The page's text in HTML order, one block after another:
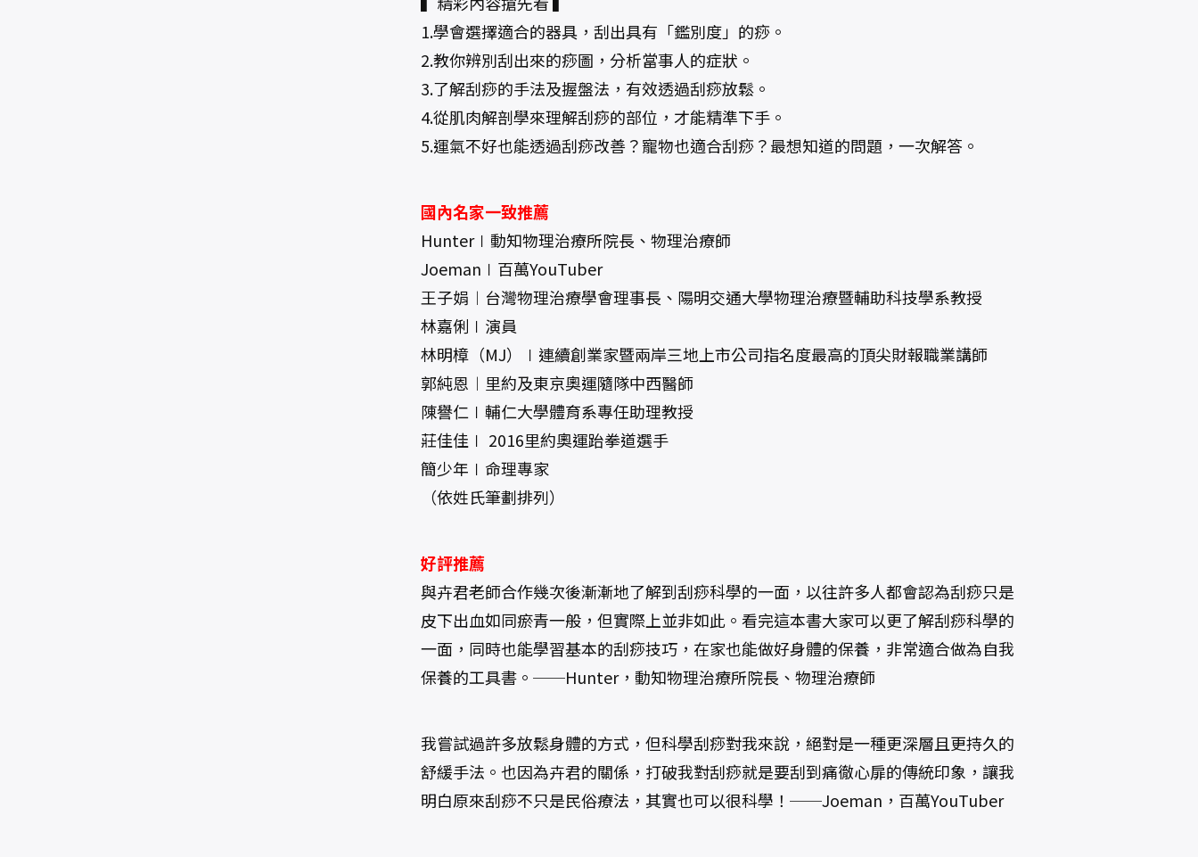
1.學會選擇適合的器具，刮出具有「鑑別度」的痧。
2.教你辨別刮出來的痧圖，分析當事人的症狀。
3.了解刮痧的手法及握盤法，有效透過刮痧放鬆。
4.從肌肉解剖學來理解刮痧的部位，才能精準下手。
5.運氣不好也能透過刮痧改善？寵物也適合刮痧？最想知道的問題，一次解答。
國內名家一致推薦
Hunter∣動知物理治療所院長、物理治療師
Joeman∣百萬YouTuber
王子娟︱台灣物理治療學會理事長、陽明交通大學物理治療暨輔助科技學系教授
林嘉俐∣演員
林明樟（MJ）∣連續創業家暨兩岸三地上市公司指名度最高的頂尖財報職業講師
郭純恩︱里約及東京奧運隨隊中西醫師
陳譽仁∣輔仁大學體育系專任助理教授
莊佳佳∣ 2016里約奧運跆拳道選手
簡少年∣命理專家
（依姓氏筆劃排列）
好評推薦
與卉君老師合作幾次後漸漸地了解到刮痧科學的一面，以往許多人都會認為刮痧只是
皮下出血如同瘀青一般，但實際上並非如此。看完這本書大家可以更了解刮痧科學的
一面，同時也能學習基本的刮痧技巧，在家也能做好身體的保養，非常適合做為自我
保養的工具書。──Hunter，動知物理治療所院長、物理治療師
我嘗試過許多放鬆身體的方式，但科學刮痧對我來說，絕對是一種更深層且更持久的
舒緩手法。也因為卉君的關係，打破我對刮痧就是要刮到痛徹心扉的傳統印象，讓我
明白原來刮痧不只是民俗療法，其實也可以很科學！──Joeman，百萬YouTuber